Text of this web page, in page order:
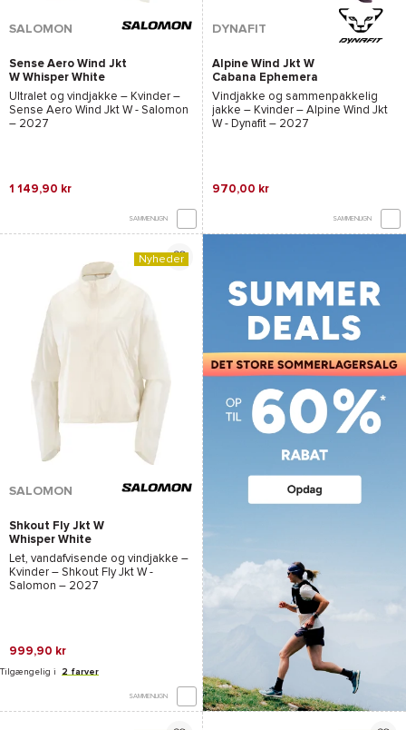
SALOMON
Sense Aero Wind Jkt
W Whisper White
Ultralet og vindjakke – Kvinder –
Sense Aero Wind Jkt W - Salomon
– 2027
1 149,90 kr
SAMMENLIGN
DYNAFIT
Alpine Wind Jkt W
Cabana Ephemera
Vindjakke og sammenpakkelig
jakke – Kvinder – Alpine Wind Jkt
W - Dynafit – 2027
970,00 kr
SAMMENLIGN
Nyheder
SALOMON
Shkout Fly Jkt W
Whisper White
Let, vandafvisende og vindjakke –
Kvinder – Shkout Fly Jkt W -
Salomon – 2027
999,90 kr
Tilgængelig i 2 farver
SAMMENLIGN